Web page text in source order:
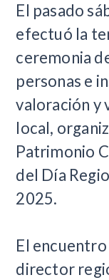
El pasado
efectuó la
ceremonia
personas e
valoración y
local,
Patrimonio
del Día
2025.
El
director